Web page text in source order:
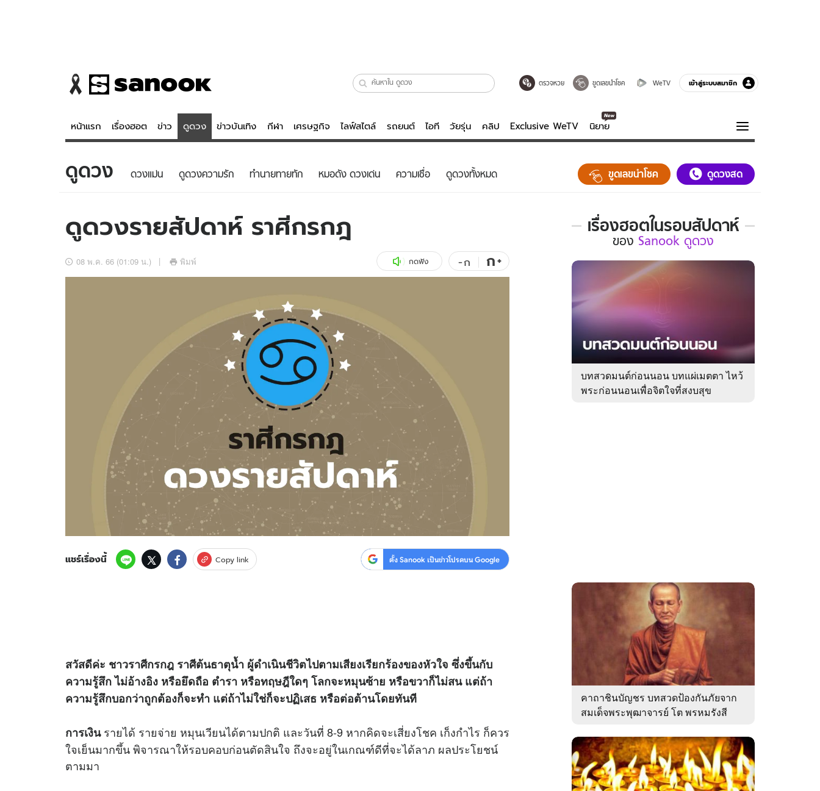
ตรวจหวย ขูดเลขนำโชค WeTV เข้าสู่ระบบสมาชิก
หน้าแรก เรื่องฮอต ข่าว ดูดวง ข่าวบันเทิง กีฬา เศรษฐกิจ ไลฟ์สไตล์ รถยนต์ ไอที วัยรุ่น คลิป Exclusive WeTV นิยาย
ข่าว
ข่าวบันเทิง
ดูดวง - ตรวจหวย
สถิติหวยไทย
ไลฟ์สไตล์
รถยนต์
Tasteful Thailand
Sanook Choice
คลิป
พอดแคสต์
ความรู้รอบตัว
ฮาวทู
ดาวน์โหลดสนุกแอปฟรี ติดตามสนุกโซเชียลได้ที่
สงวนลิขสิทธิ์ © 2569 บริษัท อิมเมจ ฟิวเจอร์ (ประเทศไทย) จำกัด
ดูดวง ดวงแม่น ดูดวงความรัก ทํานายทายทัก หมอดัง ดวงเด่น ความเชื่อ ดูดวงทั้งหมด ขูดเลขนำโชค ดูดวงสด
ดูดวงรายสัปดาห์ ราศีกรกฎ
08 พ.ค. 66 (01:09 น.) พิมพ์ กดฟัง -ก ก+
แชร์เรื่องนี้ Copy link ตั้ง Sanook เป็นข่าวโปรดบน Google
สวัสดีค่ะ ชาวราศีกรกฎ ราศีต้นธาตุน้ำ ผู้ดำเนินชีวิตไปตามเสียงเรียกร้องของหัวใจ ซึ่งขึ้นกับ
ความรู้สึก ไม่อ้างอิง หรือยึดถือ ตำรา หรือทฤษฎีใดๆ โลกจะหมุนซ้าย หรือขวาก็ไม่สน แต่ถ้า
ความรู้สึกบอกว่าถูกต้องก็จะทำ แต่ถ้าไม่ใช่ก็จะปฏิเสธ หรือต่อต้านโดยทันที
การเงินรายได้ รายจ่าย หมุนเวียนได้ตามปกติ และวันที่ 8-9 หากคิดจะเสี่ยงโชค เก็งกำไร ก็ควร
ใจเย็นมากขึ้น พิจารณาให้รอบคอบก่อนตัดสินใจ ถึงจะอยู่ในเกณฑ์ดีที่จะได้ลาภ ผลประโยชน์
ตามมา
เรื่องฮอตในรอบสัปดาห์
เรื่อง
ใน
รอบ
ของ
Sanook
ดูด
ของ Sanook ดูดวง
บทสวดมนต์ก่อนนอน บทแผ่เมตตา ไหว้
พระก่อนนอนเพื่อจิตใจที่สงบสุข
คาถาชินบัญชร บทสวดป้องกันภัยจาก
สมเด็จพระพุฒาจารย์ โต พรหมรังสี